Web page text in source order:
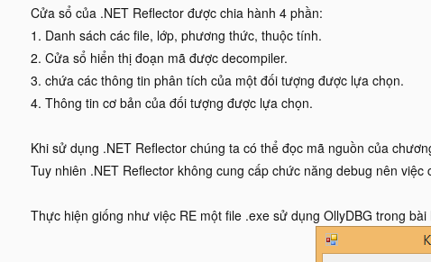
Cửa sổ của .NET Reflector được chia hành 4 phần:
1. Danh sách các file, lớp, phương thức, thuộc tính.
2. Cửa sổ hiển thị đoạn mã được decompiler.
3. chứa các thông tin phân tích của một đối tượng được lựa chọn.
4. Thông tin cơ bản của đối tượng được lựa chọn.
Khi sử dụng .NET Reflector chúng ta có thể đọc mã nguồn của
Tuy nhiên .NET Reflector không cung cấp chức năng debug nên
Thực hiện giống như việc RE một file .exe sử dụng OllyDBG trong